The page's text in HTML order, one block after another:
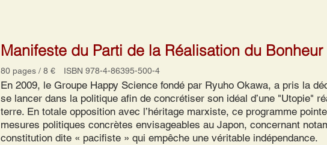
Manifeste du Parti de la Réalisation du Bonheur
80 pages / 8 € ISBN 978-4-86395-500-4
En 2009, le Groupe Happy Science fondé par Ryuho Okawa, a pris la
se lancer dans la politique afin de concrétiser son idéal d’une "Utopie"
terre. En totale opposition avec l’héritage marxiste, ce programme
mesures politiques concrètes envisageables au Japon, concernant
constitution dite « pacifiste » qui empêche une véritable indépendance.